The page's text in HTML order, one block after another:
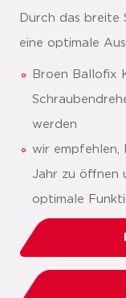
Durch das breite
eine optimale
Broen Ballofix
werden
wir empfehlen,
Jahr zu öffnen
optimale